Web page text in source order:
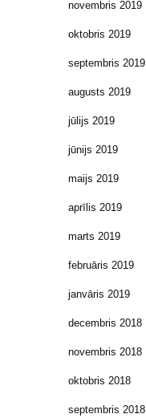
novembris 2019
oktobris 2019
septembris 2019
augusts 2019
jūlijs 2019
jūnijs 2019
maijs 2019
aprīlis 2019
marts 2019
februāris 2019
janvāris 2019
decembris 2018
novembris 2018
oktobris 2018
septembris 2018